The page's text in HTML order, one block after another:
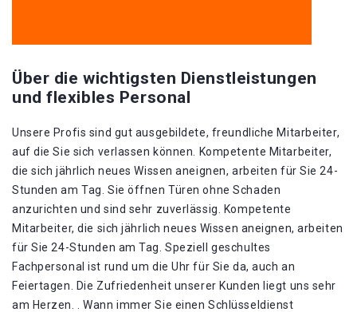
Über die wichtigsten Dienstleistungen
und flexibles Personal
Unsere Profis sind gut ausgebildete, freundliche Mitarbeiter,
auf die Sie sich verlassen können. Kompetente Mitarbeiter,
die sich jährlich neues Wissen aneignen, arbeiten für Sie 24-
Stunden am Tag. Sie öffnen Türen ohne Schaden
anzurichten und sind sehr zuverlässig. Kompetente
Mitarbeiter, die sich jährlich neues Wissen aneignen, arbeiten
für Sie 24-Stunden am Tag. Speziell geschultes
Fachpersonal ist rund um die Uhr für Sie da, auch an
Feiertagen. Die Zufriedenheit unserer Kunden liegt uns sehr
am Herzen. . Wann immer Sie einen Schlüsseldienst